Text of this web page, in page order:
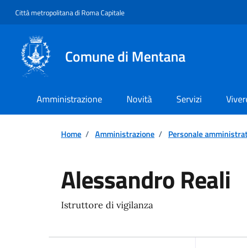
Città metropolitana di Roma Capitale
Comune di Mentana
Amministrazione Novità Servizi
Home / Amministrazione / Personale
Alessandro Reali
Istruttore di vigilanza